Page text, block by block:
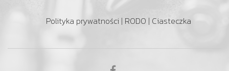
Polityka prywatności | RODO | Ciasteczka